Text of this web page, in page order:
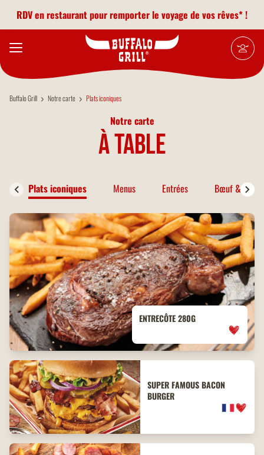
RDV en restaurant pour remporter le voyage de vos rêves* !
Buffalo Grill Notre carte Plats iconiques
Notre carte
à table
Plats iconiques Menus Entrées Bœuf & Bison
ENTRECÔTE 280G
SUPER FAMOUS BACON
BURGER